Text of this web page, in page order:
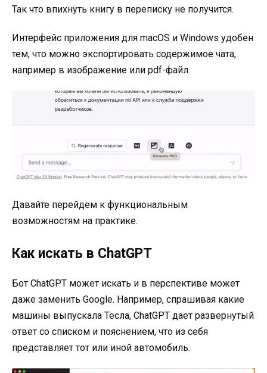
Так что впихнуть книгу в переписку не получится.
Интерфейс приложения для macOS и Windows удобен
тем, что можно экспортировать содержимое чата,
например в изображение или pdf-файл.
Давайте перейдем к функциональным
возможностям на практике.
Как искать в ChatGPT
Бот ChatGPT может искать и в перспективе может
даже заменить Google. Например, спрашивая какие
машины выпускала Тесла, ChatGPT дает развернутый
ответ со списком и пояснением, что из себя
представляет тот или иной автомобиль.